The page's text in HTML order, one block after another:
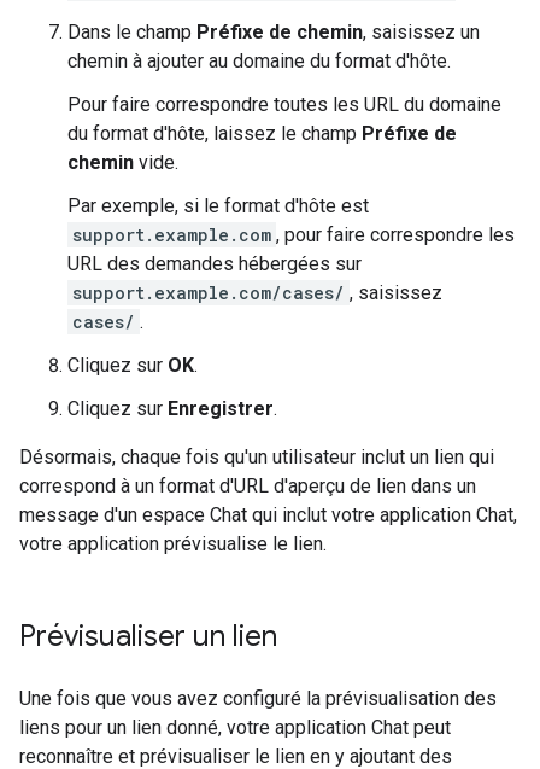
Dans le champ Préfixe de chemin, saisissez un
chemin à ajouter au domaine du format d'hôte.
Pour faire correspondre toutes les URL du domaine
du format d'hôte, laissez le champ Préfixe de
chemin vide.
Par exemple, si le format d'hôte est
support.example.com , pour faire correspondre les
URL des demandes hébergées sur
support.example.com/cases/ , saisissez
cases/ .
Cliquez sur OK.
Cliquez sur Enregistrer.
Désormais, chaque fois qu'un utilisateur inclut un lien qui
correspond à un format d'URL d'aperçu de lien dans un
message d'un espace Chat qui inclut votre application Chat,
votre application prévisualise le lien.
Prévisualiser un lien
Une fois que vous avez configuré la prévisualisation des
liens pour un lien donné, votre application Chat peut
reconnaître et prévisualiser le lien en y ajoutant des